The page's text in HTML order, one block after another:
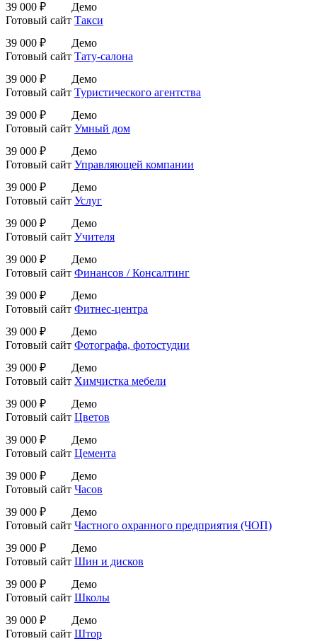
39 000 ₽
Демо
Готовый сайт Такси
39 000 ₽
Демо
Готовый сайт Тату-салона
39 000 ₽
Демо
Готовый сайт Туристического агентства
39 000 ₽
Демо
Готовый сайт Умный дом
39 000 ₽
Демо
Готовый сайт Управляющей компании
39 000 ₽
Демо
Готовый сайт Услуг
39 000 ₽
Демо
Готовый сайт Учителя
39 000 ₽
Демо
Готовый сайт Финансов / Консалтинг
39 000 ₽
Демо
Готовый сайт Фитнес-центра
39 000 ₽
Демо
Готовый сайт Фотографа, фотостудии
39 000 ₽
Демо
Готовый сайт Химчистка мебели
39 000 ₽
Демо
Готовый сайт Цветов
39 000 ₽
Демо
Готовый сайт Цемента
39 000 ₽
Демо
Готовый сайт Часов
39 000 ₽
Демо
Готовый сайт Частного охранного предприятия (ЧОП)
39 000 ₽
Демо
Готовый сайт Шин и дисков
39 000 ₽
Демо
Готовый сайт Школы
39 000 ₽
Демо
Готовый сайт Штор